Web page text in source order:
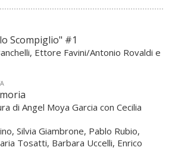
Scompiglio" #1
Ettore Favini/Antonio Rovaldi e
di Angel Moya Garcia con Cecilia
Silvia Giambrone, Pablo Rubio,
Tosatti, Barbara Uccelli, Enrico